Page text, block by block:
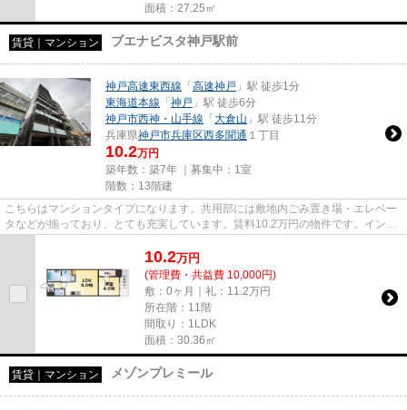
面積：27.25㎡
賃貸｜マンション ブエナビスタ神戸駅前
神戸高速東西線 「 高速神戸 」駅 徒歩1分
東海道本線 「 神戸 」駅 徒歩6分
神戸市西神・山手線 「 大倉山 」駅 徒歩11分
兵庫県神戸市兵庫区西多聞通 １丁目
10.2万円
築年数：築7年 ｜募集中： 1室
階数：13階建
こちらはマンションタイプになります。共用部には敷地内ごみ置き場・エレベー
タなどが揃っており、とても充実しています。賃料10.2万円の物件です。インタ
10.2万円
(管理費・共益費 10,000円)
敷：0ヶ月｜礼：11.2万円
所在階：11階
間取り：1LDK
面積：30.36㎡
賃貸｜マンション メゾンプレミール